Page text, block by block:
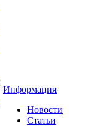
Информация
Новости
Статьи